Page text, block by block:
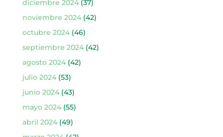
diciembre 2024(37)
noviembre 2024(42)
octubre 2024(46)
septiembre 2024(42)
agosto 2024(42)
julio 2024(53)
junio 2024(43)
mayo 2024(55)
abril 2024(49)